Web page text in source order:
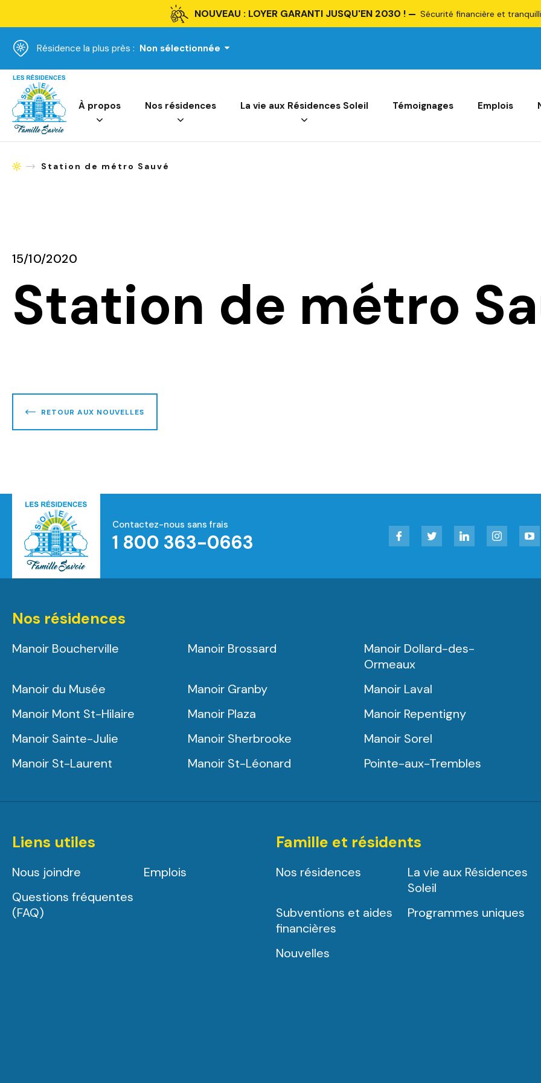
NOUVEAU : LOYER GARANTI JUSQU'EN 2030 ! Sécurité financière et
Résidence la plus près : Non sélectionnée
Accueil
À propos Nos résidences La vie aux Résidences Soleil Témoignages Emplois
AccueilStation de métro Sauvé
15/10/2020
Station de métro
RETOUR AUX NOUVELLES
Accueil
Contactez-nous sans frais
1 800 363-0663
Facebook Twitter LinkedIn Instagram
Nos résidences
Manoir Boucherville Manoir Brossard
Manoir Dollard-des-
Ormeaux
Manoir du Musée
Manoir Granby
Manoir Laval
Manoir Mont St-Hilaire
Manoir Plaza
Manoir Repentigny
Manoir Sainte-Julie
Manoir Sherbrooke
Manoir Sorel
Manoir St-Laurent
Manoir St-Léonard Pointe-aux-Trembles
Liens utiles
Nous joindre
Emplois
Questions fréquentes
(FAQ)
Famille et résidents
Nos résidences
La vie aux Résidences
Soleil
Subventions et aides
financières
Programmes uniques
Nouvelles